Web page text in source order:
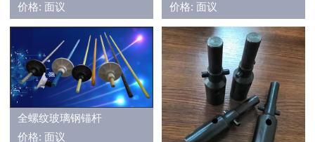
价格: 面议
价格: 面议
全螺纹玻璃钢锚杆
价格: 面议